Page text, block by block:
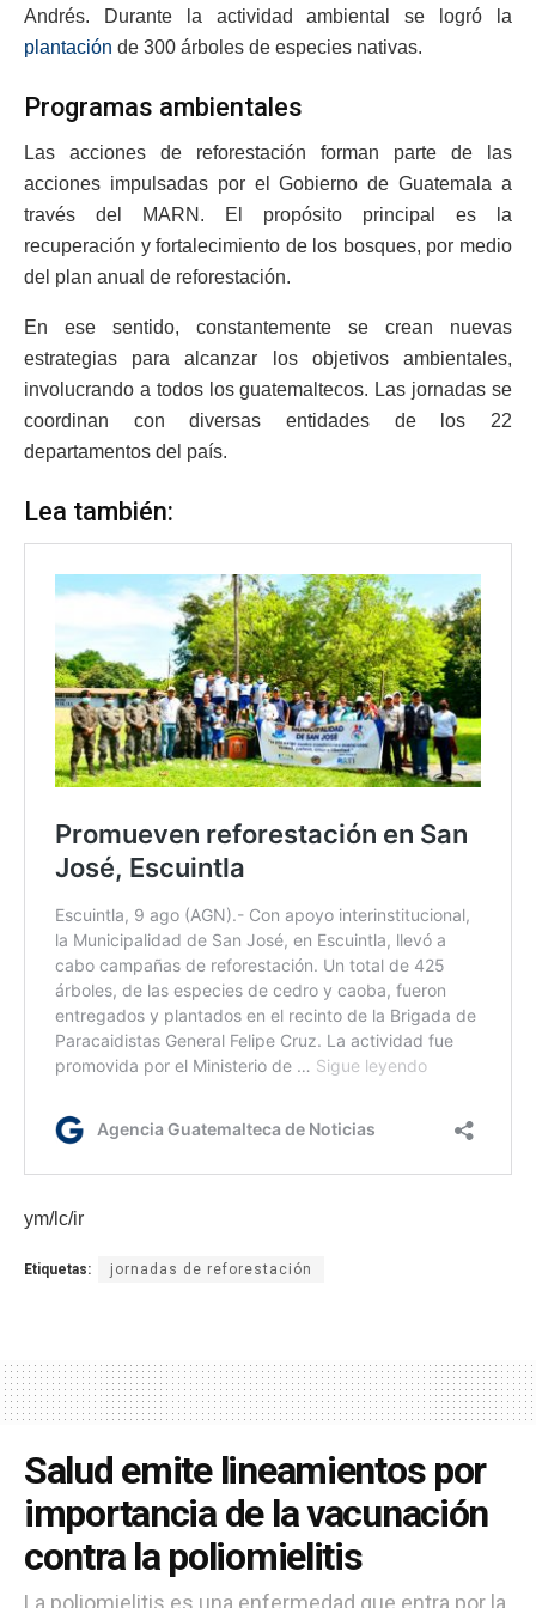
Andrés. Durante la actividad ambiental se logró la
plantación de 300 árboles de especies nativas.
Programas ambientales
Las acciones de reforestación forman parte de las
acciones impulsadas por el Gobierno de Guatemala a
través del MARN. El propósito principal es la
recuperación y fortalecimiento de los bosques, por medio
del plan anual de reforestación.
En ese sentido, constantemente se crean nuevas
estrategias para alcanzar los objetivos ambientales,
involucrando a todos los guatemaltecos. Las jornadas se
coordinan con diversas entidades de los 22
departamentos del país.
Lea también:
ym/lc/ir
Etiquetas: jornadas de reforestación
Salud emite lineamientos por
importancia de la vacunación
contra la poliomielitis
La poliomielitis es una enfermedad que entra por la